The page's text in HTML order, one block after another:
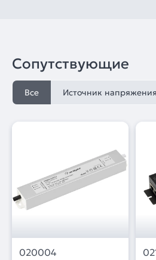
Сопутствующие
Все Источник напряжения
020004